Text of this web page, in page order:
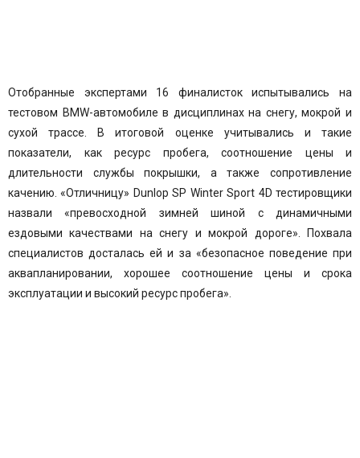
Отобранные экспертами 16 финалисток испытывались на
тестовом BMW-автомобиле в дисциплинах на снегу, мокрой и
сухой трассе. В итоговой оценке учитывались и такие
показатели, как ресурс пробега, соотношение цены и
длительности службы покрышки, а также сопротивление
качению. «Отличницу» Dunlop SP Winter Sport 4D тестировщики
назвали «превосходной зимней шиной с динамичными
ездовыми качествами на снегу и мокрой дороге». Похвала
специалистов досталась ей и за «безопасное поведение при
аквапланировании, хорошее соотношение цены и срока
эксплуатации и высокий ресурс пробега».